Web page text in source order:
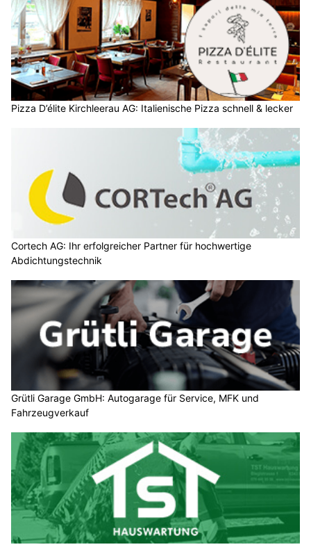
Pizza D’élite Kirchleerau AG: Italienische Pizza schnell & lecker
Cortech AG: Ihr erfolgreicher Partner für hochwertige
Abdichtungstechnik
Grütli Garage GmbH: Autogarage für Service, MFK und
Fahrzeugverkauf